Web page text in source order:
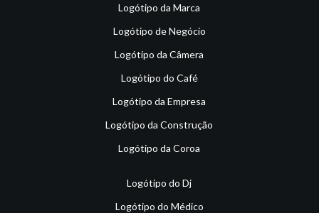
Logótipo da Marca
Logótipo de Negócio
Logótipo da Câmera
Logótipo do Café
Logótipo da Empresa
Logótipo da Construção
Logótipo da Coroa
Logótipo do Dj
Logótipo do Médico